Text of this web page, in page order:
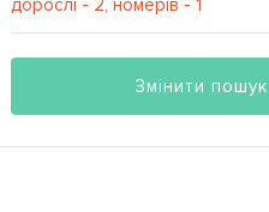
Змінити пошук